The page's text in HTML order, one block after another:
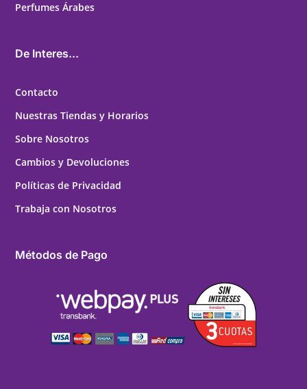
Perfumes Árabes
De Interes...
Contacto
Nuestras Tiendas y Horarios
Sobre Nosotros
Cambios y Devoluciones
Políticas de Privacidad
Trabaja con Nosotros
Métodos de Pago